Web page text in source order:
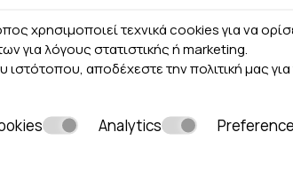
Κάντε
χρησιμοποιεί τεχνικά cookies για να
για λόγους στατιστικής ή marketing.
ιστότοπου, αποδέχεστε την πολιτική μας για
Analytics